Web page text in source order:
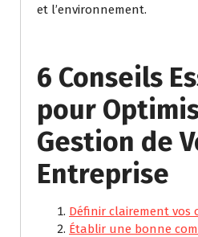
et l’environnement.
6 Conseils
pour
Gestion de
Entreprise
Définir clairement vos
Établir une bonne